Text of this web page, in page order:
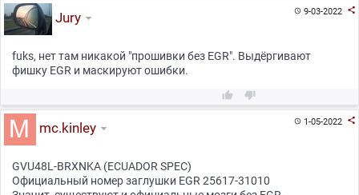
9-03-2022 
Jury
fuks, нет там никакой "прошивки без EGR". Выдёргивают
фишку EGR и маскируют ошибки.
 
1-05-2022 
mc.kinley
GVU48L-BRXNKA (ECUADOR SPEC)
Официальный номер заглушки EGR 25617-31010